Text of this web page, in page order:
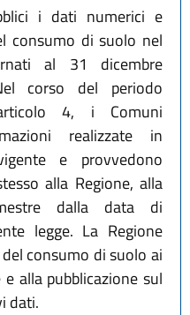
i dati numerici e
consumo di suolo nel
al 31 dicembre
corso del periodo
4, i Comuni
realizzate in
e provvedono
alla Regione, alla
dalla data di
legge. La Regione
consumo di suolo ai
alla pubblicazione sul
dati.